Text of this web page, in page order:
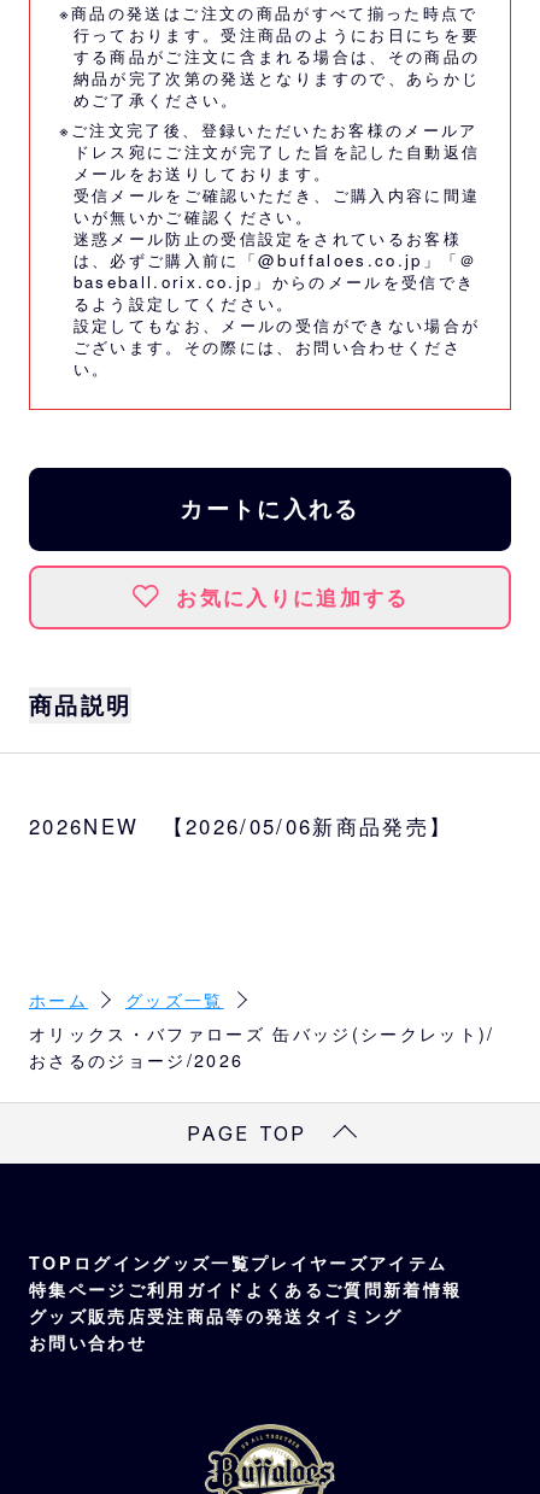
※商品の発送はご注文の商品がすべて揃った時点で
行っております。受注商品のようにお日にちを要
する商品がご注文に含まれる場合は、その商品の
納品が完了次第の発送となりますので、あらかじ
めご了承ください。
※ご注文完了後、登録いただいたお客様のメールア
ドレス宛にご注文が完了した旨を記した自動返信
メールをお送りしております。
受信メールをご確認いただき、ご購入内容に間違
いが無いかご確認ください。
迷惑メール防止の受信設定をされているお客様
は、必ずご購入前に「@buffaloes.co.jp」「＠
baseball.orix.co.jp」からのメールを受信でき
るよう設定してください。
設定してもなお、メールの受信ができない場合が
ございます。その際には、 お問い合わせくださ
い。
カートに入れる
お気に入りに追加する
商品説明
弾！
サイズ
直径5.7cm
素材
本体：ブリキ、紙、PET / 安全ピン：スチー
2026NEW 【2026/05/06新商品発売】
ホーム
グッズ一覧
オリックス・バファローズ 缶バッジ(シークレット)/
おさるのジョージ/2026
PAGE TOP
TOP ログイングッズ一覧プレイヤーズアイテム
特集ページ ご利用ガイド よくあるご質問新着情報
グッズ販売店受注商品等の発送タイミング
お問い合わせ